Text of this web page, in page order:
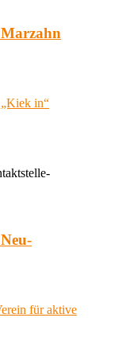
in“
für aktive